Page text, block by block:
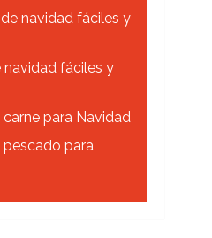
navidad fáciles y
navidad fáciles y
para Navidad
para